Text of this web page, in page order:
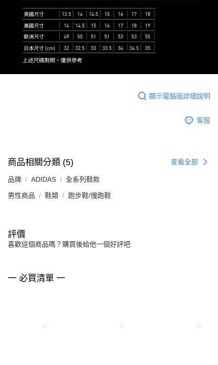
顯示電腦版詳細說明
客服
商品相關分類 (5) 查看全部
品牌 ADIDAS 全系列鞋款
男性商品 鞋類 跑步鞋/慢跑鞋
評價
喜歡這個商品嗎？購買後給他一個好評吧
一 必買清單 一